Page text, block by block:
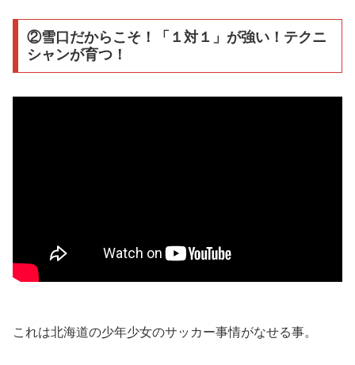
②雪口だからこそ！「１対１」が強い！テクニ
シャンが育つ！
これは北海道の少年少女のサッカー事情がなせる事。